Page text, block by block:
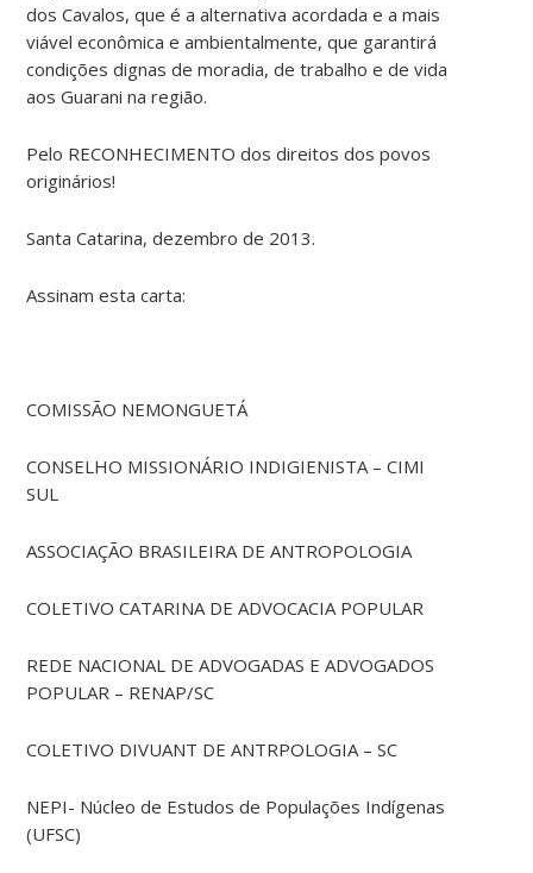
dos Cavalos, que é a alternativa acordada e a mais
viável econômica e ambientalmente, que garantirá
condições dignas de moradia, de trabalho e de vida
aos Guarani na região.
Pelo RECONHECIMENTO dos direitos dos povos
originários!
Santa Catarina, dezembro de 2013.
Assinam esta carta:
COMISSÃO NEMONGUETÁ
CONSELHO MISSIONÁRIO INDIGIENISTA – CIMI
SUL
ASSOCIAÇÃO BRASILEIRA DE ANTROPOLOGIA
COLETIVO CATARINA DE ADVOCACIA POPULAR
REDE NACIONAL DE ADVOGADAS E ADVOGADOS
POPULAR – RENAP/SC
COLETIVO DIVUANT DE ANTRPOLOGIA – SC
NEPI- Núcleo de Estudos de Populações Indígenas
(UFSC)